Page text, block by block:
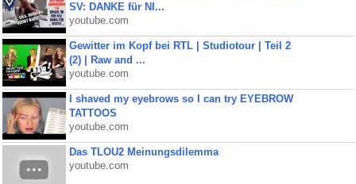
SV: DANKE für NI...
youtube.com
Gewitter im Kopf bei RTL | Studiotour | Teil 2
(2) | Raw and ...
youtube.com
I shaved my eyebrows so I can try EYEBROW
TATTOOS
youtube.com
Das TLOU2 Meinungsdilemma
youtube.com